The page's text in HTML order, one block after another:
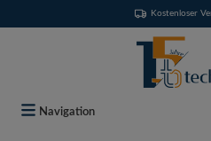
Kostenloser
Navigation